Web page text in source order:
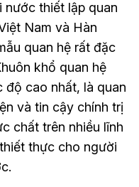
nước thiết lập quan
Nam và Hàn
quan hệ rất đặc
khổ quan hệ
độ cao nhất, là quan
và tin cậy chính trị
chất trên nhiều lĩnh
thực cho người